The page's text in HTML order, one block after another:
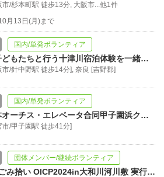
市/杉本町駅 徒歩13分, 大阪市...他1件
月13日(月)まで
国内/単発ボランティア
（急募）子どもたちと行う十津川宿泊体験を一緒に企画・運営しませんか？
市/針中野駅 徒歩14分], 奈良 [吉野郡]
国内/単発ボランティア
第３回日本オーチス・エレベータ合同甲子園浜クリーン活動（証明書発行可・西宮市）
市/甲子園駅 徒歩41分]
団体メンバー/継続ボランティア
国際交流×ごみ拾い OICP2024in大和川河川敷 実行委員募集！